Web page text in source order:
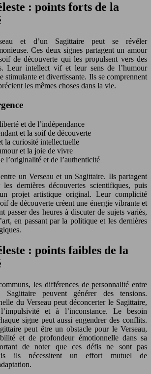
: points forts de la
et d’un Sagittaire peut se révéler
Ces deux signes partagent un amour
de découverte qui les propulsent vers des
Leur intellect vif et leur sens de l’humour
stimulante et divertissante. Ils se comprennent
les mêmes choses dans la vie.
et de l’indépendance
et la soif de découverte
la curiosité intellectuelle
et la joie de vivre
l’originalité et de l’authenticité
un Verseau et un Sagittaire. Ils partagent
dernières découvertes scientifiques, puis
projet artistique original. Leur complicité
de découverte créent une énergie vibrante et
passer des heures à discuter de sujets variés,
en passant par la politique et les dernières
: points faibles de la
les différences de personnalité entre
peuvent générer des tensions.
du Verseau peut déconcerter le Sagittaire,
et à l’inconstance. Le besoin
signe peut aussi engendrer des conflits.
peut être un obstacle pour le Verseau,
et de profondeur émotionnelle dans sa
de noter que ces défis ne sont pas
ils nécessitent un effort mutuel de